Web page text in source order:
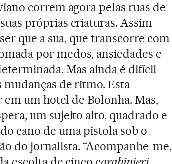
correm agora pelas ruas de
próprias criaturas. Assim
que a sua, que transcorre com
por medos, ansiedades e
Mas ainda é difícil
de ritmo. Esta
um hotel de Bolonha. Mas,
um sujeito alto, quadrado e
cano de uma pistola sob o
do jornalista. “Acompanhe-me,